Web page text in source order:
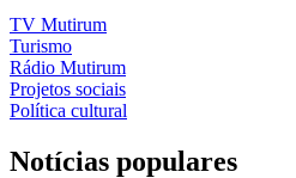
TV Mutirum
Turismo
Rádio Mutirum
Projetos sociais
Política cultural
Notícias populares